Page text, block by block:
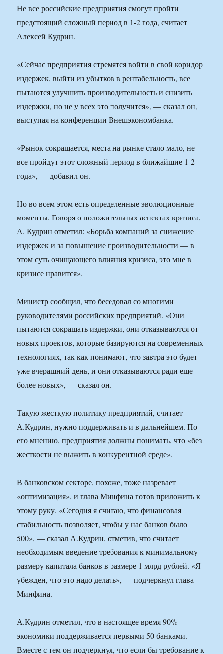
Не все российские предприятия смогут пройти
предстоящий сложный период в 1-2 года, считает
Алексей Кудрин.
«Сейчас предприятия стремятся войти в свой коридор
издержек, выйти из убытков в рентабельность, все
пытаются улучшить производительность и снизить
издержки, но не у всех это получится», — сказал он,
выступая на конференции Внешэкономбанка.
«Рынок сокращается, места на рынке стало мало, не
все пройдут этот сложный период в ближайшие 1-2
года», — добавил он.
Но во всем этом есть определенные эволюционные
моменты. Говоря о положительных аспектах кризиса,
А. Кудрин отметил: «Борьба компаний за снижение
издержек и за повышение производительности — в
этом суть очищающего влияния кризиса, это мне в
кризисе нравится».
Министр сообщил, что беседовал со многими
руководителями российских предприятий. «Они
пытаются сокращать издержки, они отказываются от
новых проектов, которые базируются на современных
технологиях, так как понимают, что завтра это будет
уже вчерашний день, и они отказываются ради еще
более новых», — сказал он.
Такую жесткую политику предприятий, считает
А.Кудрин, нужно поддерживать и в дальнейшем. По
его мнению, предприятия должны понимать, что «без
жесткости не выжить в конкурентной среде».
В банковском секторе, похоже, тоже назревает
«оптимизация», и глава Минфина готов приложить к
этому руку. «Сегодня я считаю, что финансовая
стабильность позволяет, чтобы у нас банков было
500», — сказал А.Кудрин, отметив, что считает
необходимым введение требования к минимальному
размеру капитала банков в размере 1 млрд рублей. «Я
убежден, что это надо делать», — подчеркнул глава
Минфина.
А.Кудрин отметил, что в настоящее время 90%
экономики поддерживается первыми 50 банками.
Вместе с тем он подчеркнул, что если бы требование к